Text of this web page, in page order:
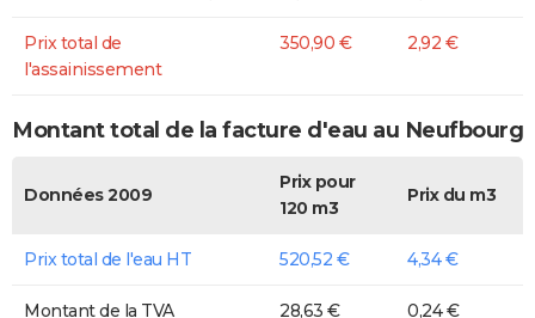
Prix total de
l'assainissement
350,90 € 2,92 €
Montant total de la facture d'eau au Neufbourg
Données 2009
Prix pour
120 m3
Prix du m3
Prix total de l'eau HT 520,52 € 4,34 €
Montant de la TVA 28,63 € 0,24 €